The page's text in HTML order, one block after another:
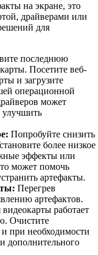
на экране, это
драйверами или
для
последнюю
Посетите веб-
и загрузите
операционной
может
Попробуйте снизить
более низкое
эффекты или
может помочь
артефакты.
Перегрев
артефактов.
работает
Очистите
при необходимости
дополнительного